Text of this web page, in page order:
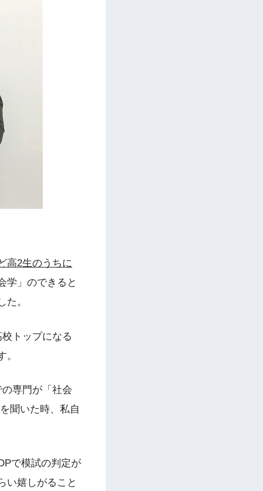
高2生のうちに
学」のできると
。
トップになる
専門が「社会
聞いた時、私自
で模試の判定が
い嬉しがること